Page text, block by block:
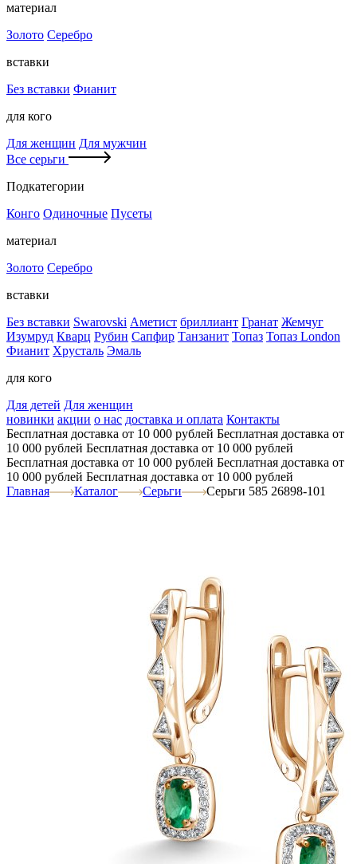
материал
Золото Серебро
вставки
Без вставки Фианит
для кого
Для женщин Для мужчин
Все серьги
Подкатегории
Конго Одиночные Пусеты
материал
Золото Серебро
вставки
Без вставки Swarovski Аметист бриллиант Гранат Жемчуг
Изумруд Кварц Рубин Сапфир Танзанит Топаз Топаз London
Фианит Хрусталь Эмаль
для кого
Для детей Для женщин
новинки акции о нас доставка и оплата Контакты
Бесплатная доставка от 10 000 рублей Бесплатная доставка от
10 000 рублей Бесплатная доставка от 10 000 рублей
Бесплатная доставка от 10 000 рублей Бесплатная доставка от
10 000 рублей Бесплатная доставка от 10 000 рублей
Главная
Каталог Серьги Серьги 585 26898-101